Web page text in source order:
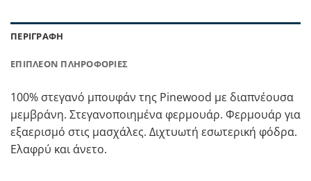
ΠΕΡΙΓΡΑΦΉ
ΕΠΙΠΛΈΟΝ ΠΛΗΡΟΦΟΡΊΕΣ
100% στεγανό μπουφάν της Pinewood με διαπνέουσα
μεμβράνη. Στεγανοποιημένα φερμουάρ. Φερμουάρ για
εξαερισμό στις μασχάλες. Διχτυωτή εσωτερική φόδρα.
Ελαφρύ και άνετο.